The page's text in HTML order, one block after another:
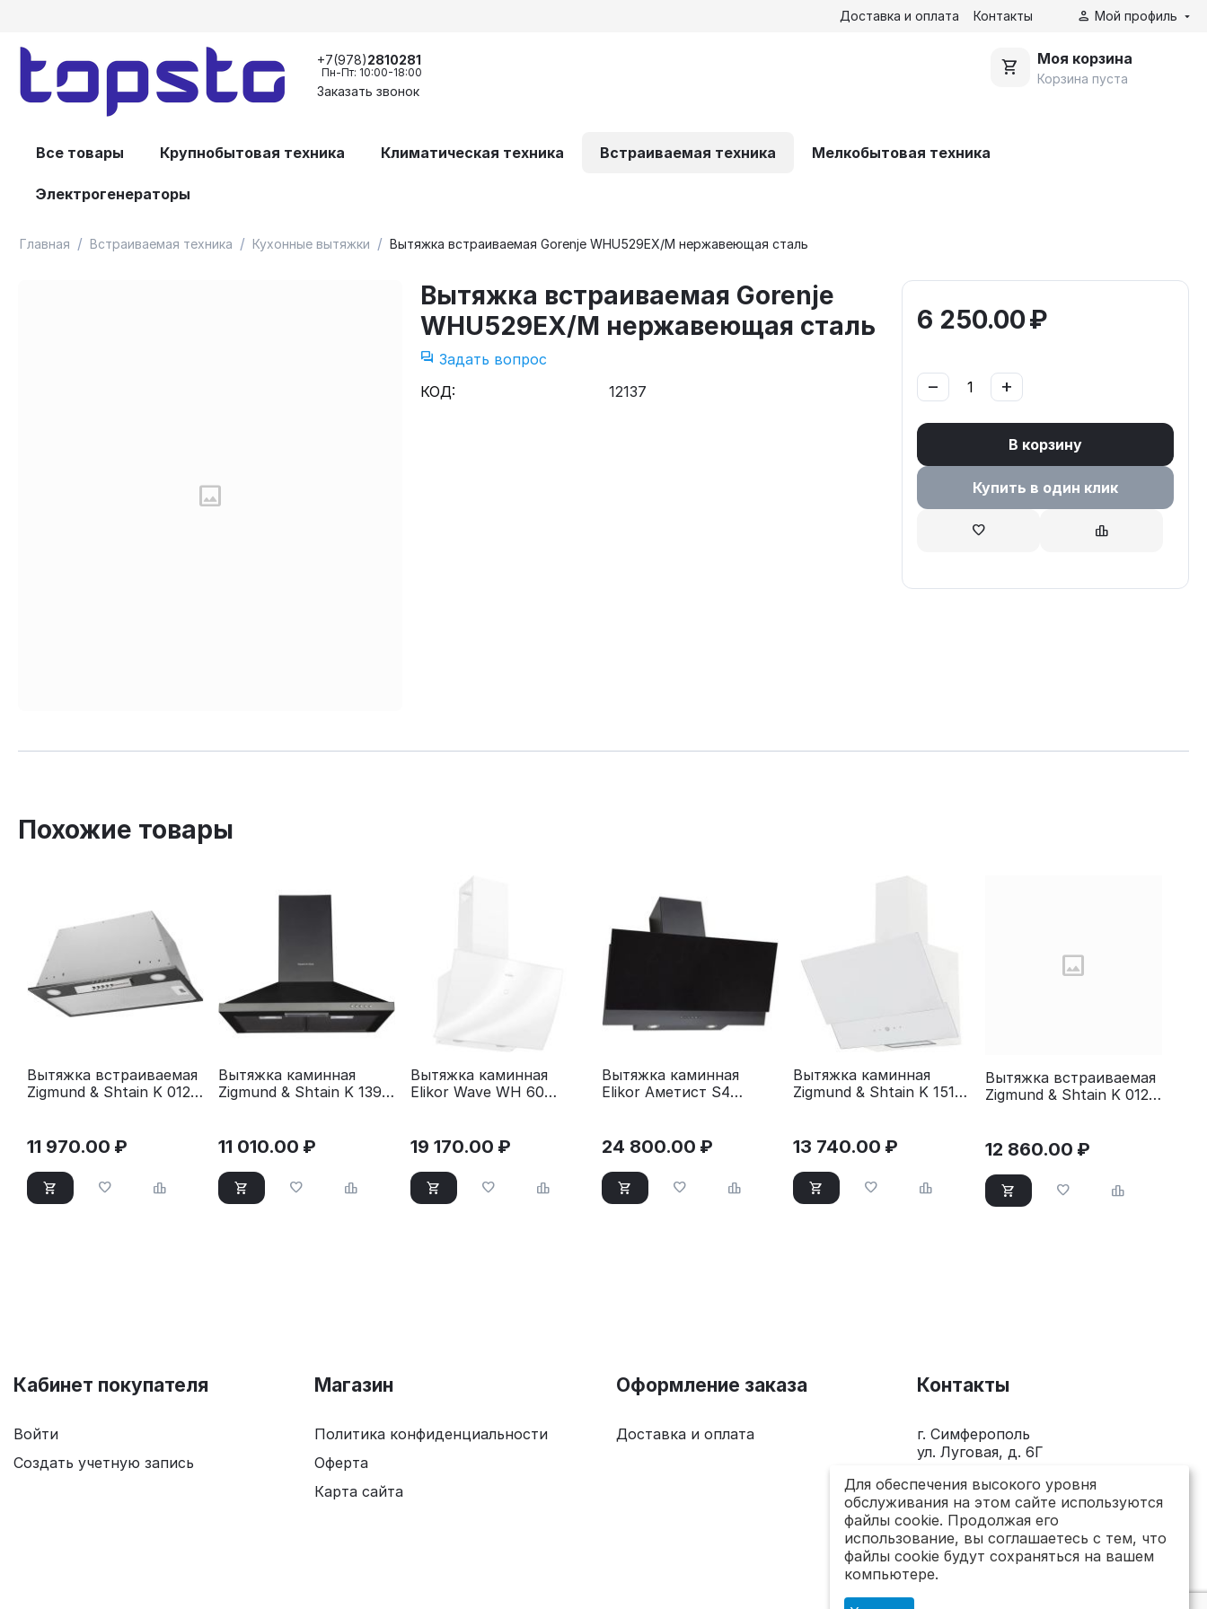
Доставка и оплата Контакты Мой профиль
+7(978)2810281
Пн-Пт: 10:00-18:00
Заказать звонок
Моя корзина
Корзина пуста
Все товары Крупнобытовая техника Климатическая техника Встраиваемая техника Мелкобытовая техника
Электрогенераторы
Главная / Встраиваемая техника / Кухонные вытяжки / Вытяжка встраиваемая Gorenje WHU529EX/M нержавеющая сталь
Вытяжка встраиваемая Gorenje
WHU529EX/M нержавеющая сталь
Задать вопрос
КОД:
12137
6 250.00₽
+
−
В корзину
Купить в один клик
Похожие товары
Вытяжка встраиваемая
Zigmund & Shtain K 012.5
11 970.00 ₽
Вытяжка каминная
Zigmund & Shtain K 139.6
11 010.00 ₽
Вытяжка каминная
Elikor Wave WH 60
19 170.00 ₽
Вытяжка каминная
Elikor Аметист S4
24 800.00 ₽
Вытяжка каминная
Zigmund & Shtain K 151.6
13 740.00 ₽
Вытяжка встраиваемая
Zigmund & Shtain K 012.7
12 860.00 ₽
Кабинет покупателя
Войти
Создать учетную запись
Магазин
Политика конфиденциальности
Оферта
Карта сайта
Оформление заказа
Доставка и оплата
Контакты
г. Симферополь
ул. Луговая, д. 6Г
+7(978)281-0-281
Пн-Пт 10.00 - 18.00
send@topsto-crimea.ru
Для обеспечения высокого уровня
обслуживания на этом сайте используются
файлы cookie. Продолжая его
использование, вы соглашаетесь с тем, что
файлы cookie будут сохраняться на вашем
компьютере.